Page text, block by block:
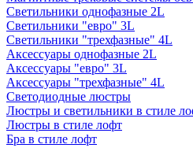
Светильники однофазные 2L
Светильники "евро" 3L
Светильники "трехфазные" 4L
Аксессуары однофазные 2L
Аксессуары "евро" 3L
Аксессуары "трехфазные" 4L
Светодиодные люстры
Люстры и светильники в стиле
Люстры в стиле лофт
Бра в стиле лофт